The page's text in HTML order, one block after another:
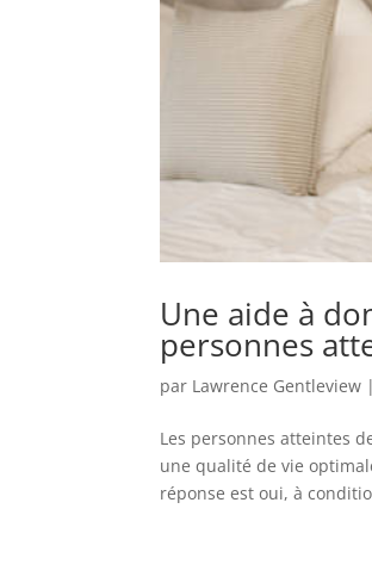
Une aide à
personnes
par Lawrence Gentleview
Les personnes atteintes
une qualité de vie
réponse est oui, à